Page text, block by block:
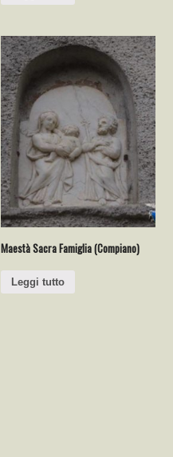
Maestà Sacra Famiglia (Compiano)
Leggi tutto